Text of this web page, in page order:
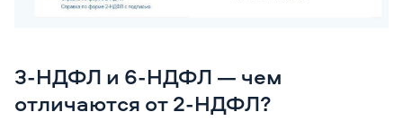
3-НДФЛ и 6-НДФЛ — чем
отличаются от 2-НДФЛ?